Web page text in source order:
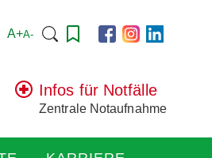
A+A- Suchen
Infos für Notfälle
Zentrale Notaufnahme